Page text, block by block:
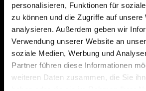
personalisieren, Funktionen für
zu können und die Zugriffe auf unsere
analysieren. Außerdem geben wir
Verwendung unserer Website an
soziale Medien, Werbung und
Partner führen diese Informationen
weiteren Daten zusammen, die Sie
Das erste Depot in Österreich mit
0€ Ausgabeaufschlag und 0€
knapp 2000 Fonds und 0€